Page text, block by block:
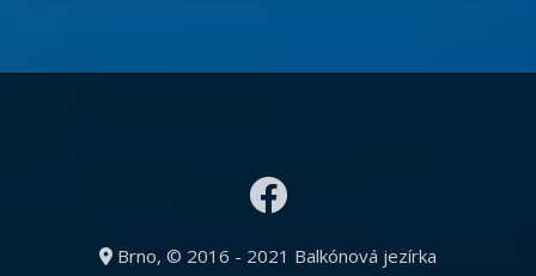
Brno, © 2016 - 2021 Balkónová jezírka